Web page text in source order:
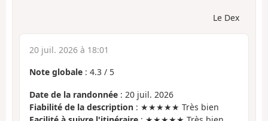
Le Dex
20 juil. 2026 à 18:01
Note globale : 4.3 / 5
Date de la randonnée : 20 juil. 2026
Fiabilité de la description : ★★★★★ Très bien